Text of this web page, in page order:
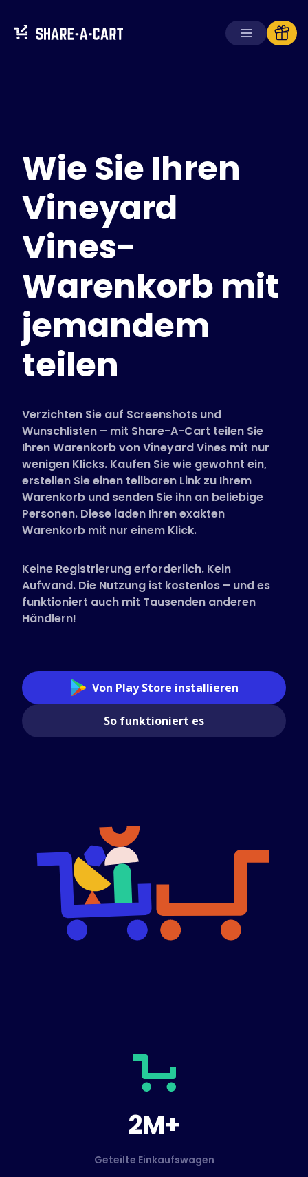
Lösungen
Für Verbraucher
Für Unternehmen
Anmelden
Unterstützte Shops
Anleitungen
Deutsch (German)
Wie Sie Ihren
Vineyard
Vines-
Warenkorb mit
jemandem
teilen
Verzichten Sie auf Screenshots und
Wunschlisten – mit Share-A-Cart teilen Sie
Ihren Warenkorb von Vineyard Vines mit nur
wenigen Klicks. Kaufen Sie wie gewohnt ein,
erstellen Sie einen teilbaren Link zu Ihrem
Warenkorb und senden Sie ihn an beliebige
Personen. Diese laden Ihren exakten
Warenkorb mit nur einem Klick.
Keine Registrierung erforderlich. Kein
Aufwand. Die Nutzung ist kostenlos – und es
funktioniert auch mit Tausenden anderen
Händlern!
Von Play Store installieren
So funktioniert es
2M+
Geteilte Einkaufswagen